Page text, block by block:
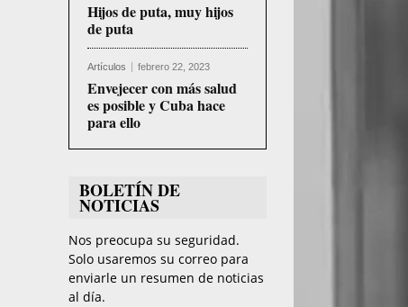
Hijos de puta, muy hijos
de puta
Artículos febrero 22, 2023
Envejecer con más salud
es posible y Cuba hace
para ello
BOLETÍN DE
NOTICIAS
Nos preocupa su seguridad.
Solo usaremos su correo para
enviarle un resumen de noticias
al día.